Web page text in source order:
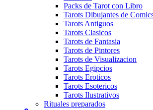
Packs de Tarot con Libro
Tarots Dibujantes de
Tarots Antiguos
Tarots Clasicos
Tarots de Fantasia
Tarots de Pintores
Tarots de Visualizacion
Tarots Egipcios
Tarots Eroticos
Tarots Esotericos
Tarots Ilustrativos
Rituales preparados